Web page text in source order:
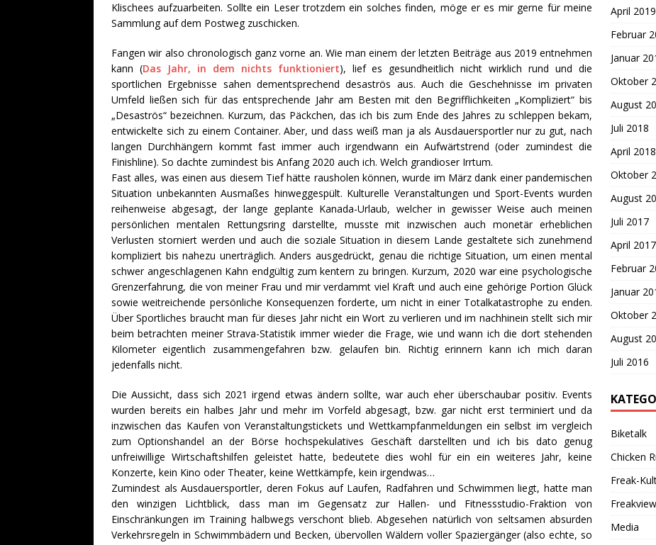
Klischees aufzuarbeiten. Sollte ein Leser trotzdem ein solches finden, möge er es mir gerne für meine
Sammlung auf dem Postweg zuschicken.
Fangen wir also chronologisch ganz vorne an. Wie man einem der letzten Beiträge aus 2019 entnehmen
kann (Das Jahr, in dem nichts funktioniert), lief es gesundheitlich nicht wirklich rund und die
sportlichen Ergebnisse sahen dementsprechend desaströs aus. Auch die Geschehnisse im privaten
Umfeld ließen sich für das entsprechende Jahr am Besten mit den Begrifflichkeiten „Kompliziert“ bis
„Desaströs“ bezeichnen. Kurzum, das Päckchen, das ich bis zum Ende des Jahres zu schleppen bekam,
entwickelte sich zu einem Container. Aber, und dass weiß man ja als Ausdauersportler nur zu gut, nach
langen Durchhängern kommt fast immer auch irgendwann ein Aufwärtstrend (oder zumindest die
Finishline). So dachte zumindest bis Anfang 2020 auch ich. Welch grandioser Irrtum.
Fast alles, was einen aus diesem Tief hätte rausholen können, wurde im März dank einer pandemischen
Situation unbekannten Ausmaßes hinweggespült. Kulturelle Veranstaltungen und Sport-Events wurden
reihenweise abgesagt, der lange geplante Kanada-Urlaub, welcher in gewisser Weise auch meinen
persönlichen mentalen Rettungsring darstellte, musste mit inzwischen auch monetär erheblichen
Verlusten storniert werden und auch die soziale Situation in diesem Lande gestaltete sich zunehmend
kompliziert bis nahezu unerträglich. Anders ausgedrückt, genau die richtige Situation, um einen mental
schwer angeschlagenen Kahn endgültig zum kentern zu bringen. Kurzum, 2020 war eine psychologische
Grenzerfahrung, die von meiner Frau und mir verdammt viel Kraft und auch eine gehörige Portion Glück
sowie weitreichende persönliche Konsequenzen forderte, um nicht in einer Totalkatastrophe zu enden.
Über Sportliches braucht man für dieses Jahr nicht ein Wort zu verlieren und im nachhinein stellt sich mir
beim betrachten meiner Strava-Statistik immer wieder die Frage, wie und wann ich die dort stehenden
Kilometer eigentlich zusammengefahren bzw. gelaufen bin. Richtig erinnern kann ich mich daran
jedenfalls nicht.
Die Aussicht, dass sich 2021 irgend etwas ändern sollte, war auch eher überschaubar positiv. Events
wurden bereits ein halbes Jahr und mehr im Vorfeld abgesagt, bzw. gar nicht erst terminiert und da
inzwischen das Kaufen von Veranstaltungstickets und Wettkampfanmeldungen ein selbst im vergleich
zum Optionshandel an der Börse hochspekulatives Geschäft darstellten und ich bis dato genug
unfreiwillige Wirtschaftshilfen geleistet hatte, bedeutete dies wohl für ein ein weiteres Jahr, keine
Konzerte, kein Kino oder Theater, keine Wettkämpfe, kein irgendwas…
Zumindest als Ausdauersportler, deren Fokus auf Laufen, Radfahren und Schwimmen liegt, hatte man
den winzigen Lichtblick, dass man im Gegensatz zur Hallen- und Fitnessstudio-Fraktion von
Einschränkungen im Training halbwegs verschont blieb. Abgesehen natürlich von seltsamen absurden
Verkehrsregeln in Schwimmbädern und Becken, übervollen Wäldern voller Spaziergänger (also echte, so
April 2019
Februar
Januar
Oktober
August
Juli 2018
April 2018
Oktober
August
Juli 2017
April 2017
Februar
Januar
Oktober
August
Juli 2016
Biketalk
Chicken
Freak-
Freakview
Media